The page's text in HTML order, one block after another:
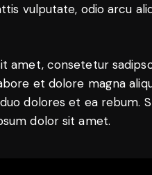
vulputate, odio arcu
amet, consetetur
et dolore magna
dolores et ea rebum.
dolor sit amet.